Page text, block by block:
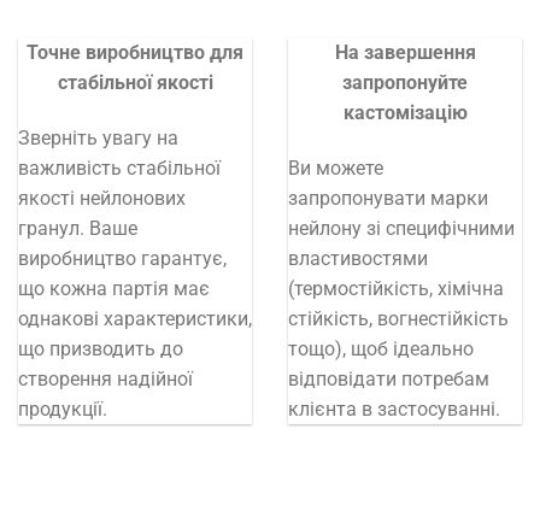
Точне виробництво для
стабільної якості
Зверніть увагу на
важливість стабільної
якості нейлонових
гранул. Ваше
виробництво гарантує,
що кожна партія має
однакові характеристики,
що призводить до
створення надійної
продукції.
На завершення
запропонуйте
кастомізацію
Ви можете
запропонувати марки
нейлону зі специфічними
властивостями
(термостійкість, хімічна
стійкість, вогнестійкість
тощо), щоб ідеально
відповідати потребам
клієнта в застосуванні.